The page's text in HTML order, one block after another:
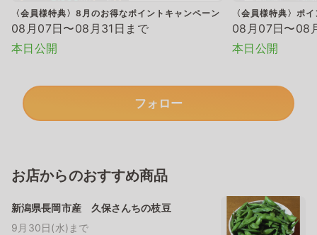
〈会員様特典〉8月のお得なポイントキャンペーン
08月07日〜08月31日まで
本日公開
〈会員様特典〉ポ
08月07日〜08
本日公開
フォロー
お店からのおすすめ商品
新潟県長岡市産 久保さんちの枝豆
9月30日(水)まで